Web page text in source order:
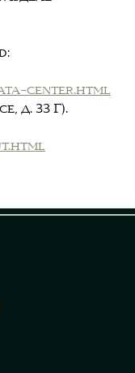
center.html
д. 33 Г).